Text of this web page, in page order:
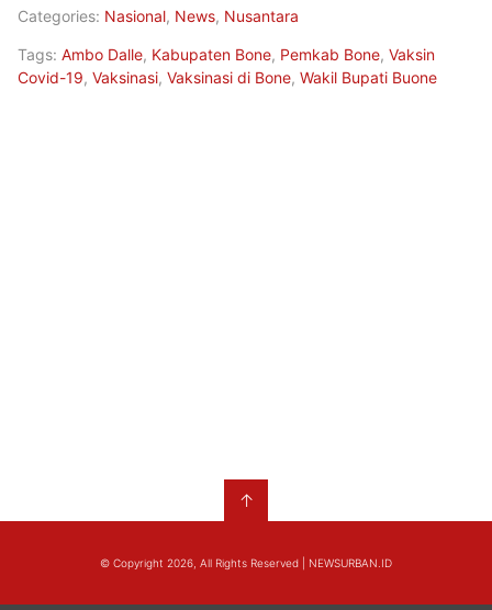
Categories: Nasional, News, Nusantara
Tags: Ambo Dalle, Kabupaten Bone, Pemkab Bone, Vaksin
Covid-19, Vaksinasi, Vaksinasi di Bone, Wakil Bupati Buone
↑
© Copyright 2026, All Rights Reserved | NEWSURBAN.ID